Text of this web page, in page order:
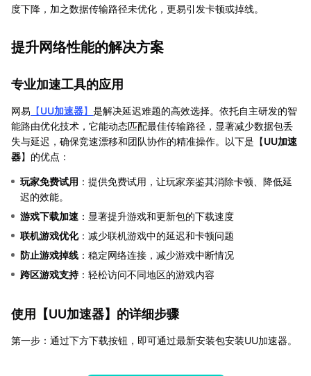
度下降，加之数据传输路径未优化，更易引发卡顿或掉线。
提升网络性能的解决方案
专业加速工具的应用
网易 【UU加速器】 是解决延迟难题的高效选择。依托自主研发的智
能路由优化技术，它能动态匹配最佳传输路径，显著减少数据包丢
失与延迟，确保竞速漂移和团队协作的精准操作。以下是【UU加速
器】的优点：
玩家免费试用 ：提供免费试用，让玩家亲鉴其消除卡顿、降低延
迟的效能。
游戏下载加速 ：显著提升游戏和更新包的下载速度
联机游戏优化：减少联机游戏中的延迟和卡顿问题
防止游戏掉线 ：稳定网络连接，减少游戏中断情况
跨区游戏支持：轻松访问不同地区的游戏内容
使用【UU加速器】的详细步骤
第一步：通过下方下载按钮，即可通过最新安装包安装UU加速器。